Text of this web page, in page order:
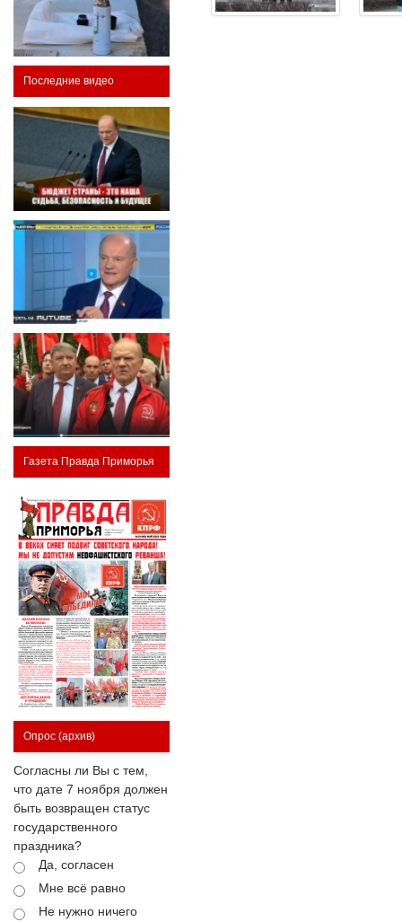
Последние видео
Газета Правда Приморья
Опрос (архив)
Согласны ли Вы с тем,
что дате 7 ноября должен
быть возвращен статус
государственного
праздника?
Да, согласен
Мне всё равно
Не нужно ничего